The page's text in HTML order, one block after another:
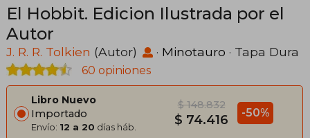
El Hobbit. Edicion Ilustrada por el
Autor
J. R. R. Tolkien (Autor) · Minotauro · Tapa Dura
60 opiniones
Libro Nuevo
Importado
Envío: 12 a 20 días háb.
$ 148.832
$ 74.416 -50%